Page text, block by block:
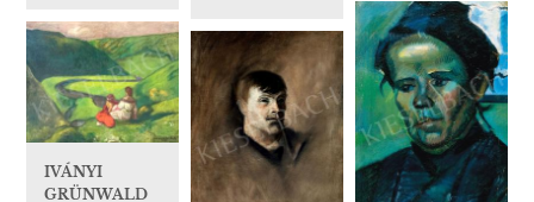
IVÁNYI
GRÜNWALD